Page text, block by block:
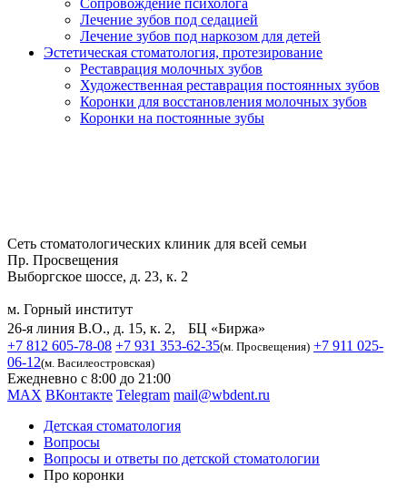
Сопровождение психолога
Лечение зубов под седацией
Лечение зубов под наркозом для детей
Эстетическая стоматология, протезирование
Реставрация молочных зубов
Художественная реставрация постоянных зубов
Коронки для восстановления молочных зубов
Коронки на постоянные зубы
Сеть стоматологических клиник для всей семьи
Пр. Просвещения
Выборгское шоссе, д. 23, к. 2
м. Горный институт
26-я линия В.О., д. 15, к. 2, БЦ «Биржа»
+7 812 605-78-08 +7 931 353-62-35(м. Просвещения) +7 911 025-
06-12(м. Василеостровская)
Ежедневно с 8:00 до 21:00
MAX ВКонтакте Telegram mail@wbdent.ru
Детская стоматология
Вопросы
Вопросы и ответы по детской стоматологии
Про коронки